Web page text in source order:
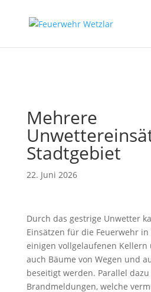
title-Attribut liest
Mehrere
Stadtgebiet
22. Juni 2026
Durch das gestrige Unwetter
Einsätzen für die Feuerwehr
einigen vollgelaufenen Kellern
auch Bäume von Wegen und
beseitigt werden. Parallel dazu
Brandmeldungen, welche